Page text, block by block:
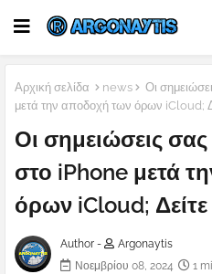
Αρχική σελίδα news
Οι
μετά την αποδοχή των όρων iCloud;
Οι σημειώσεις
στο iPhone μετά
όρων iCloud; Δείτε
Author -
Argonaytis
Νοεμβρίου 08, 2024
1